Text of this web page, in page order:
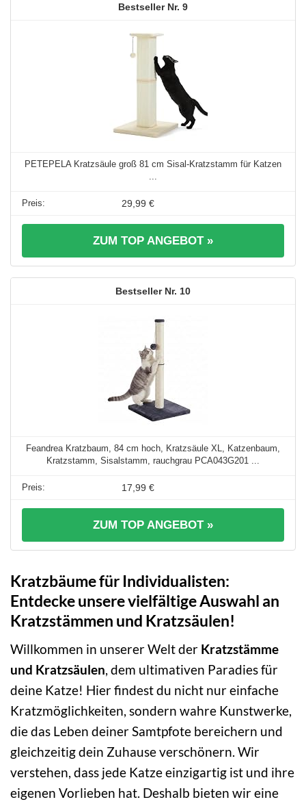
9
PETEPELA Kratzsäule groß 81 cm Sisal-Kratzstamm für Katzen
...
29,99 €
ZUM TOP ANGEBOT »
10
Feandrea Kratzbaum, 84 cm hoch, Kratzsäule XL, Katzenbaum,
Kratzstamm, Sisalstamm, rauchgrau PCA043G201 ...
17,99 €
ZUM TOP ANGEBOT »
Kratzbäume für Individualisten:
Entdecke unsere vielfältige Auswahl an
Kratzstämmen und Kratzsäulen!
Willkommen in unserer Welt der Kratzstämme
und Kratzsäulen, dem ultimativen Paradies für
deine Katze! Hier findest du nicht nur einfache
Kratzmöglichkeiten, sondern wahre Kunstwerke,
die das Leben deiner Samtpfote bereichern und
gleichzeitig dein Zuhause verschönern. Wir
verstehen, dass jede Katze einzigartig ist und ihre
eigenen Vorlieben hat. Deshalb bieten wir eine